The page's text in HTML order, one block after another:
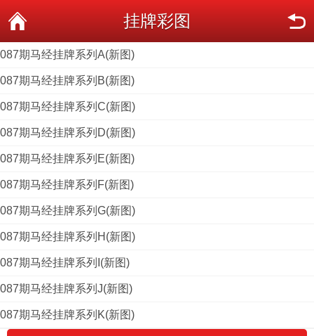
挂牌彩图
087期马经挂牌系列A(新图)
087期马经挂牌系列B(新图)
087期马经挂牌系列C(新图)
087期马经挂牌系列D(新图)
087期马经挂牌系列E(新图)
087期马经挂牌系列F(新图)
087期马经挂牌系列G(新图)
087期马经挂牌系列H(新图)
087期马经挂牌系列I(新图)
087期马经挂牌系列J(新图)
087期马经挂牌系列K(新图)